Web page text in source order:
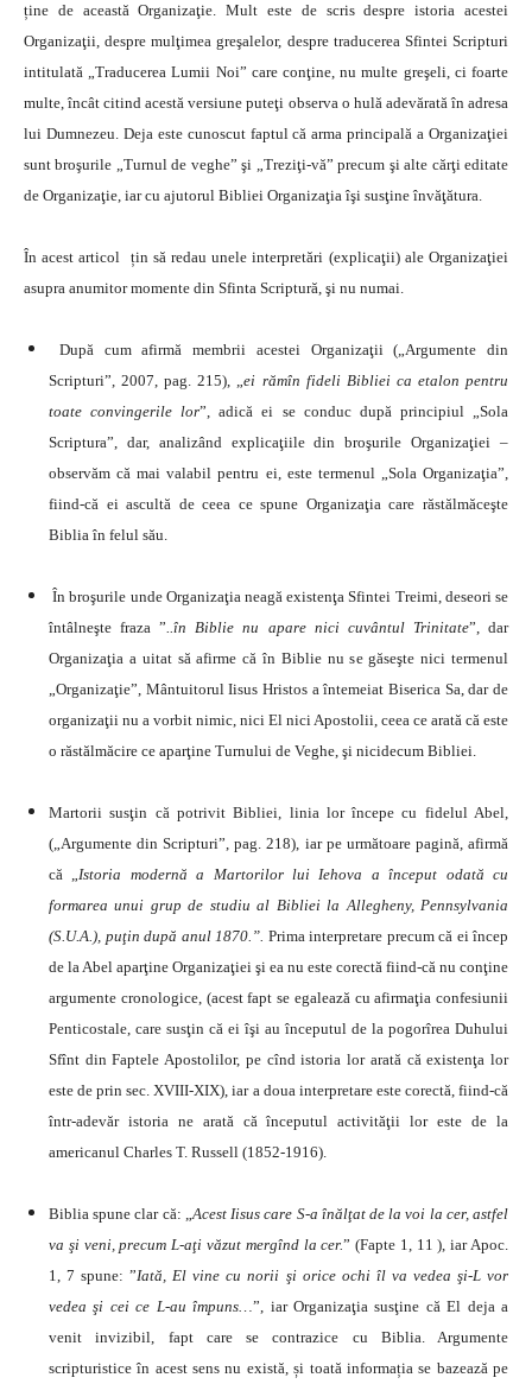
ține de această Organizaţie. Mult este de scris despre istoria acestei
Organizaţii, despre mulţimea greşalelor, despre traducerea Sfintei Scripturi
intitulată „Traducerea Lumii Noi” care conţine, nu multe greşeli, ci foarte
multe, încât citind acestă versiune puteţi observa o hulă adevărată în adresa
lui Dumnezeu. Deja este cunoscut faptul că arma principală a Organizaţiei
sunt broşurile „Turnul de veghe” şi „Treziţi-vă” precum şi alte cărţi editate
de Organizaţie, iar cu ajutorul Bibliei Organizaţia îşi susţine învăţătura.
În acest articol țin să redau unele interpretări (explicaţii) ale Organizaţiei
asupra anumitor momente din Sfinta Scriptură, şi nu numai.
După cum afirmă membrii acestei Organizaţii („Argumente din
Scripturi”, 2007, pag. 215), „ei rămîn fideli Bibliei ca etalon pentru
toate convingerile lor”, adică ei se conduc după principiul „Sola
Scriptura”, dar, analizând explicaţiile din broşurile Organizaţiei –
observăm că mai valabil pentru ei, este termenul „Sola Organizaţia”,
fiind-că ei ascultă de ceea ce spune Organizaţia care răstălmăceşte
Biblia în felul său.
În broşurile unde Organizaţia neagă existenţa Sfintei Treimi, deseori se
întâlneşte fraza ”..în Biblie nu apare nici cuvântul Trinitate”, dar
Organizaţia a uitat să afirme că în Biblie nu se găseşte nici termenul
„Organizaţie”, Mântuitorul Iisus Hristos a întemeiat Biserica Sa, dar de
organizaţii nu a vorbit nimic, nici El nici Apostolii, ceea ce arată că este
o răstălmăcire ce aparţine Turnului de Veghe, şi nicidecum Bibliei.
Martorii susţin că potrivit Bibliei, linia lor începe cu fidelul Abel,
(„Argumente din Scripturi”, pag. 218), iar pe următoare pagină, afirmă
că „Istoria modernă a Martorilor lui Iehova a început odată cu
formarea unui grup de studiu al Biblieila Allegheny, Pennsylvania
(S.U.A.), puţin după anul 1870.”. Prima interpretare precum că ei încep
de la Abel aparţine Organizaţiei şi ea nu este corectă fiind-că nu conţine
argumente cronologice, (acest fapt se egalează cu afirmaţia confesiunii
Penticostale, care susţin că ei îşi au începutul de la pogorîrea Duhului
Sfînt din Faptele Apostolilor, pe cînd istoria lor arată că existenţa lor
este de prin sec. XVIII-XIX), iar a doua interpretare este corectă, fiind-că
într-adevăr istoria ne arată că începutul activităţii lor este de la
americanul Charles T. Russell (1852-1916).
Biblia spune clar că: „Acest Iisus care S-a înălţat de la voi la cer, astfel
va şi veni, precum L-aţi văzut mergînd la cer.” (Fapte 1, 11 ), iar Apoc.
1, 7 spune: ”Iată, El vine cu norii şi orice ochi îl va vedea şi-L vor
vedea şi cei ce L-au împuns…”, iar Organizaţia susţine că El deja a
venit invizibil, fapt care se contrazice cu Biblia. Argumente
scripturistice în acest sens nu există, și toată informația se bazează pe